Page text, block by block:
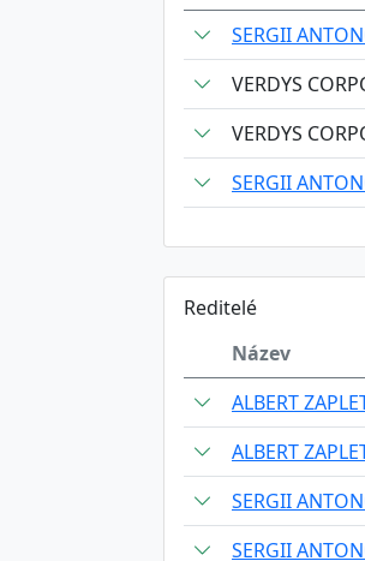
SERGII
VERDYS
VERDYS
SERGII
Reditelé
Název
ALBERT
ALBERT
SERGII
SERGII